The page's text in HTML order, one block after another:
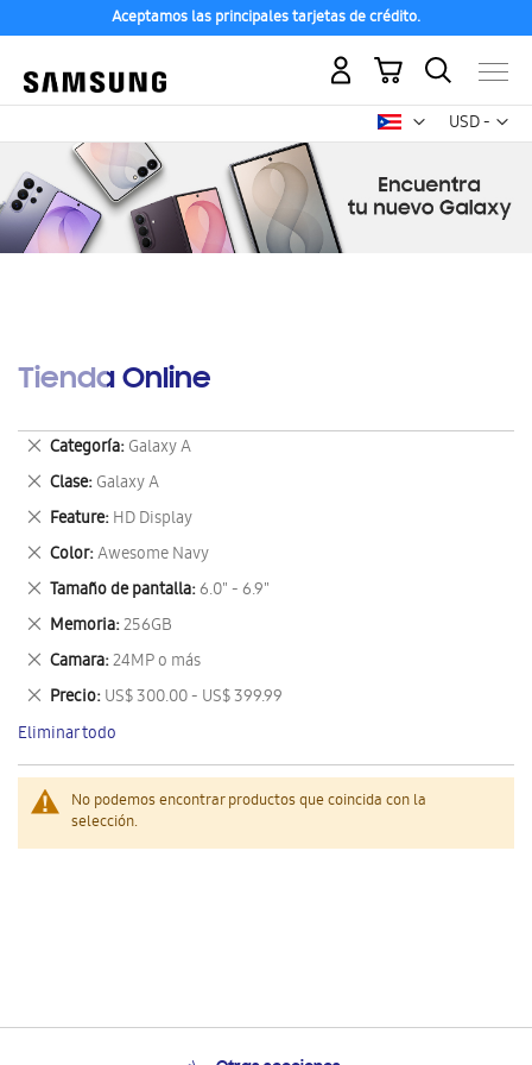
Aceptamos las principales tarjetas de crédito.
USD -
dólar
Mi carrito
Tienda Online
No podemos encontrar productos que coincida con la
selección.
Categoría Galaxy A
Eliminar
este
artículo
Clase Galaxy A
Eliminar
este
artículo
Feature HD Display
Eliminar
este
artículo
Color Awesome Navy
Eliminar
este
artículo
Tamaño de pantalla 6.0" - 6.9"
Eliminar
este
artículo
Memoria 256GB
Eliminar
este
artículo
Camara 24MP o más
Eliminar
este
artículo
Precio US$ 300.00 - US$ 399.99
Eliminar
este
artículo
Eliminar todo